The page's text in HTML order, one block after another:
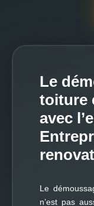
Le
toiture
avec
Le
n’est pas